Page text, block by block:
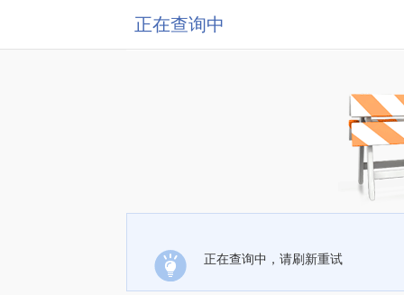
正在查询中
正在查询中，请刷新重试